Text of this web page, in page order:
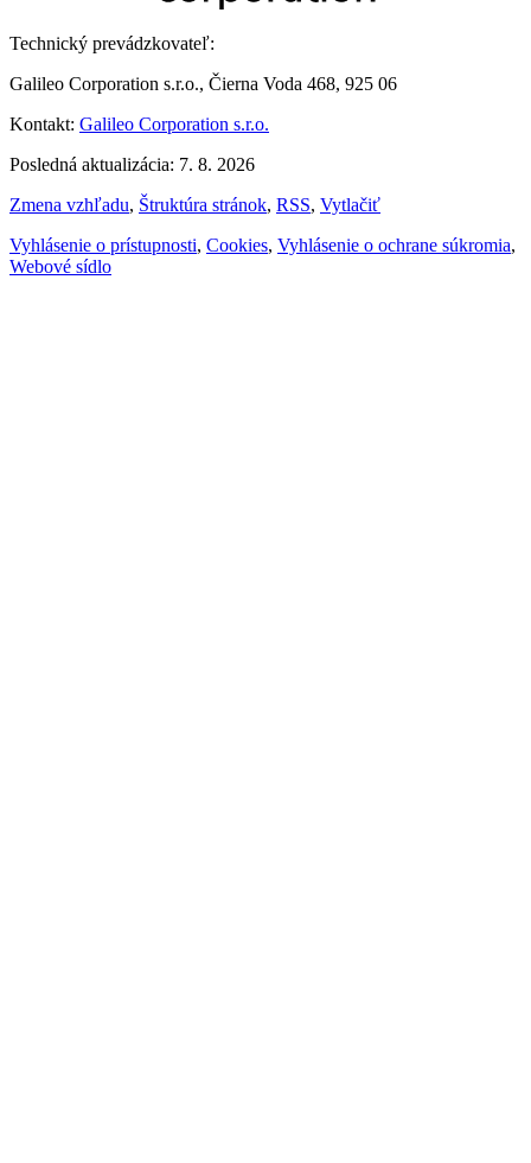
Technický prevádzkovateľ:
Galileo Corporation s.r.o., Čierna Voda 468, 925 06
Kontakt: Galileo Corporation s.r.o.
Posledná aktualizácia: 7. 8. 2026
Zmena vzhľadu, Štruktúra stránok, RSS, Vytlačiť
Vyhlásenie o prístupnosti, Cookies, Vyhlásenie o ochrane súkromia,
Webové sídlo